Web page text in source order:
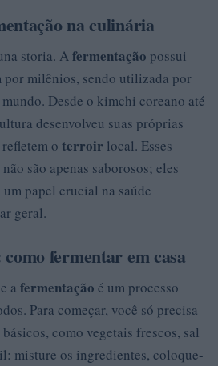
na culinária
storia. Afermentação possui
por milênios, sendo utilizada por
Desde o kimchi coreano até
desenvolveu suas próprias
o terroir local. Esses
são apenas saborosos; eles
papel crucial na saúde
geral.
como fermentar em casa
a fermentação é um processo
Para começar, você só precisa
como vegetais frescos, sal
misture os ingredientes, coloque-